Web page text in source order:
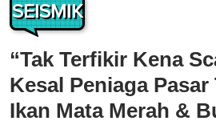
SEISMIK
“Tak Terfikir Kena
Kesal Peniaga
Ikan Mata Merah &